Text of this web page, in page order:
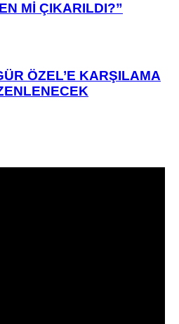
Mİ ÇIKARILDI?”
ÖZEL’E KARŞILAMA